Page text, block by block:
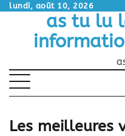
Skiplundi, août 10, 2026
as tu lu
Les meilleures